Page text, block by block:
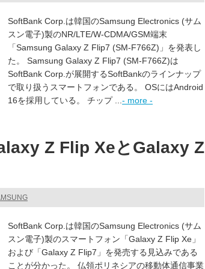
SoftBank Corp.は韓国のSamsung Electronics (サム
スン電子)製のNR/LTE/W-CDMA/GSM端末
「Samsung Galaxy Z Flip7 (SM-F766Z)」を発表し
た。 Samsung Galaxy Z Flip7 (SM-F766Z)は
SoftBank Corp.が展開するSoftBankのラインナップ
で取り扱うスマートフォンである。 OSにはAndroid
16を採用している。 チップ ... - more -
Z Flip XeとGalaxy Z
SoftBank Corp.は韓国のSamsung Electronics (サム
スン電子)製のスマートフォン「Galaxy Z Flip Xe」
および「Galaxy Z Flip7」を発売する見込みである
ことが分かった。 仏領ポリネシアの移動体通信事業